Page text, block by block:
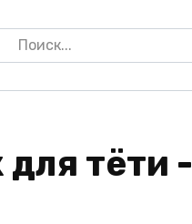
Search
тёти -